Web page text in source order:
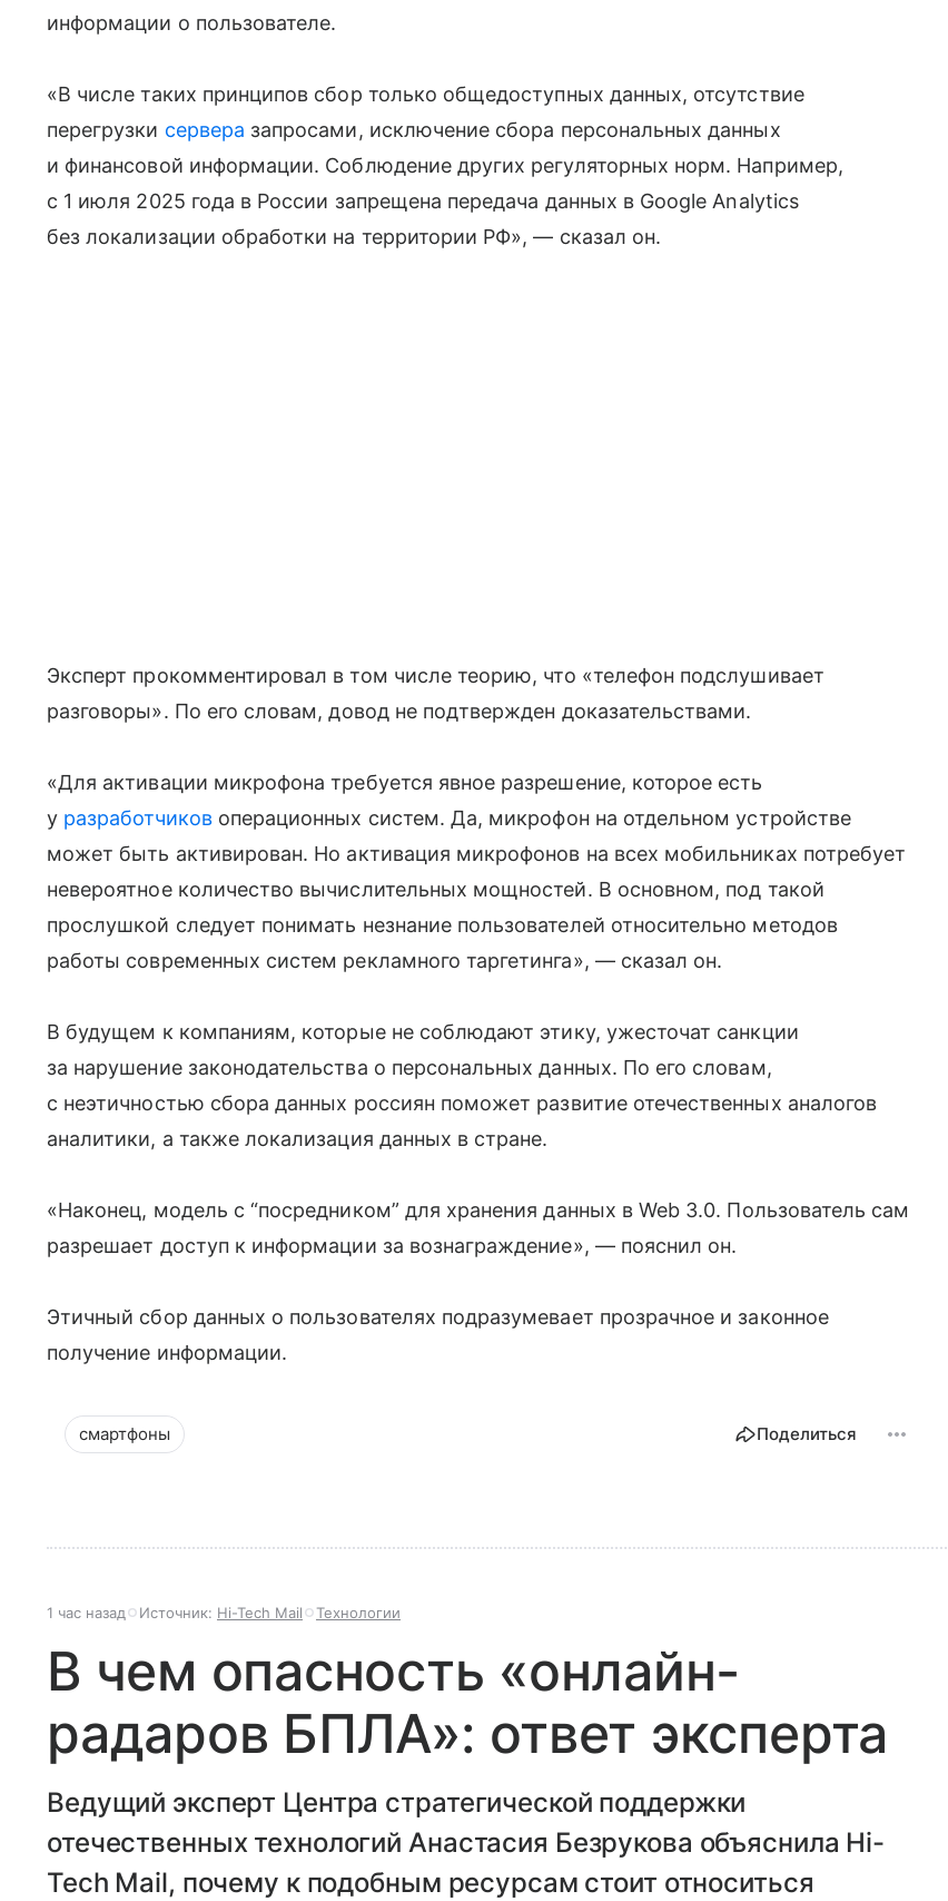
информации о пользователе.
«В числе таких принципов сбор только общедоступных данных, отсутствие
перегрузки сервера запросами, исключение сбора персональных данных
и финансовой информации. Соблюдение других регуляторных норм. Например,
с 1 июля 2025 года в России запрещена передача данных в Google Analytics
без локализации обработки на территории РФ», — сказал он.
Эксперт прокомментировал в том числе теорию, что «телефон подслушивает
разговоры». По его словам, довод не подтвержден доказательствами.
«Для активации микрофона требуется явное разрешение, которое есть
у разработчиковоперационных систем. Да, микрофон на отдельном устройстве
может быть активирован. Но активация микрофонов на всех мобильниках потребует
невероятное количество вычислительных мощностей. В основном, под такой
прослушкой следует понимать незнание пользователей относительно методов
работы современных систем рекламного таргетинга», — сказал он.
В будущем к компаниям, которые не соблюдают этику, ужесточат санкции
за нарушение законодательства о персональных данных. По его словам,
с неэтичностью сбора данных россиян поможет развитие отечественных аналогов
аналитики, а также локализация данных в стране.
«Наконец, модель с “посредником” для хранения данных в Web 3.0. Пользователь сам
разрешает доступ к информации за вознаграждение», — пояснил он.
Этичный сбор данных о пользователях подразумевает прозрачное и законное
получение информации.
смартфоны Поделиться
1 час назад Источник: Hi-Tech Mail Технологии
В чем опасность «онлайн-
радаров БПЛА»: ответ эксперта
Ведущий эксперт Центра стратегической поддержки
отечественных технологий Анастасия Безрукова объяснила Hi-
Tech Mail, почему к подобным ресурсам стоит относиться